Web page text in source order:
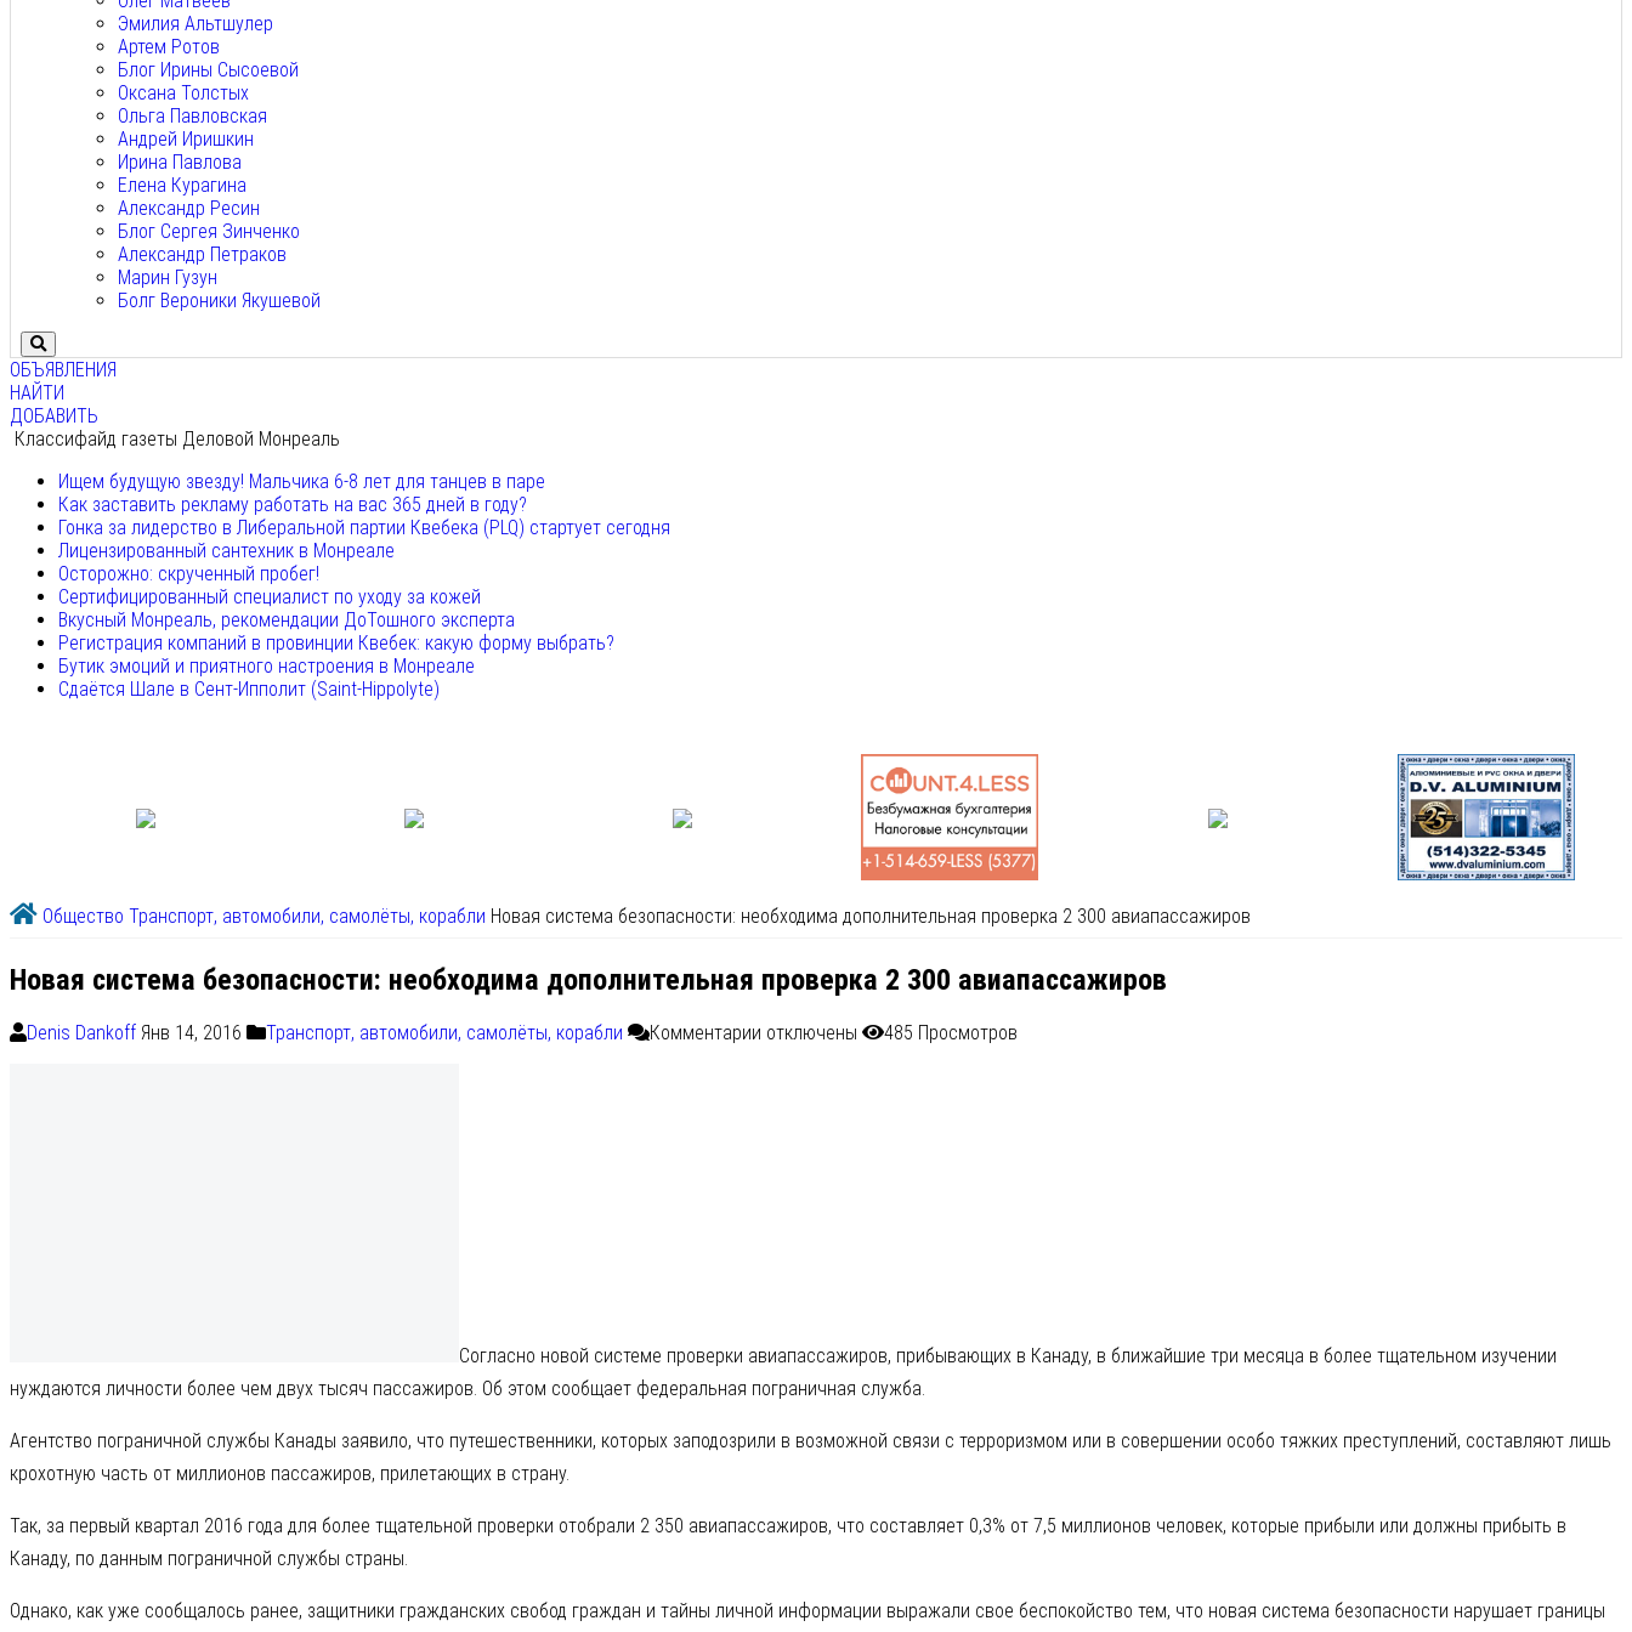
Эмилия Альтшулер
Артем Ротов
Блог Ирины Сысоевой
Оксана Толстых
Ольга Павловская
Андрей Иришкин
Ирина Павлова
Елена Курагина
Александр Ресин
Блог Сергея Зинченко
Александр Петраков
Марин Гузун
Болг Вероники Якушевой
ОБЪЯВЛЕНИЯ
НАЙТИ
ДОБАВИТЬ
Классифайд газеты Деловой Монреаль
Ищем будущую звезду! Мальчика 6-8 лет для танцев в паре
Как заставить рекламу работать на вас 365 дней в году?
Гонка за лидерство в Либеральной партии Квебека (PLQ) стартует сегодня
Лицензированный сантехник в Монреале
Осторожно: скрученный пробег!
Сертифицированный специалист по уходу за кожей
Вкусный Монреаль, рекомендации ДоТошного эксперта
Регистрация компаний в провинции Квебек: какую форму выбрать?
Бутик эмоций и приятного настроения в Монреале
Сдаётся Шале в Сент-Ипполит (Saint-Hippolyte)
Общество Транспорт, автомобили, самолёты, корабли Новая система безопасности: необходима дополнительная проверка 2 300 авиапассажиров
Новая система безопасности: необходима дополнительная проверка 2 300 авиапассажиров
Denis Dankoff Янв 14, 2016 Транспорт, автомобили, самолёты, корабли Комментарии отключены 485 Просмотров
сценарии на основании «общего набора показателей», т.е. исходя из анализа умственных способностей, соблюдения законов и другой информации, помогающей выявить пассажиров, которые
«могут представлять более высокую степень риска» и угрожать национальной безопасности, перевозить контрабанду (например, наркотики) или мигрировать незаконным образом.
Источник: torontovka.com
Поделиться
500 новых знаков «Стоп» появятся в Монреале